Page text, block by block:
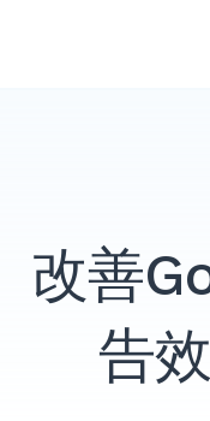
改善
告